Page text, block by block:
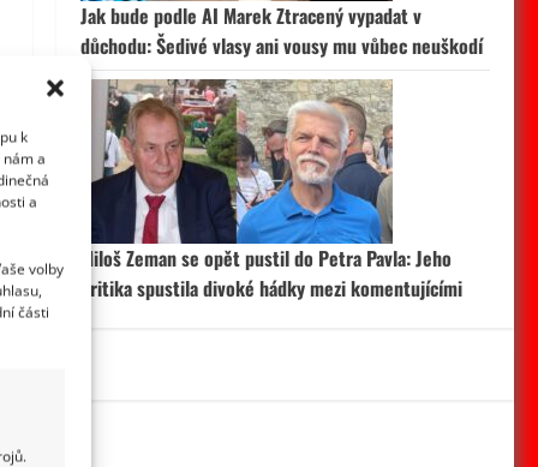
k
a
a
volby
části
Jak bude podle AI Marek Ztracený vypadat v
důchodu: Šedivé vlasy ani vousy mu vůbec neuškodí
Miloš Zeman se opět pustil do Petra Pavla: Jeho
kritika spustila divoké hádky mezi komentujícími